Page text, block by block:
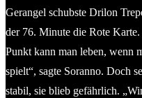
Gerangel schubste Drilon
der 76. Minute die Rote
Punkt kann man leben, wenn
spielt“, sagte Soranno. Doch
stabil, sie blieb gefährlich.